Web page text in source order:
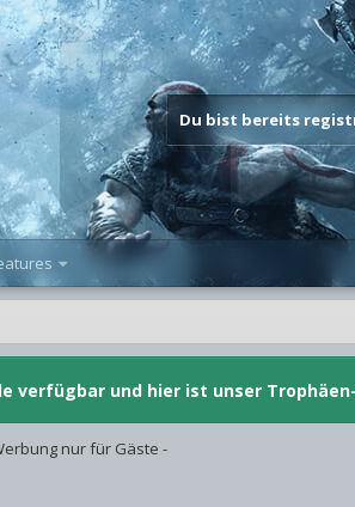
Du bist bereits
verfügbar und hier ist unser
nur für Gäste -